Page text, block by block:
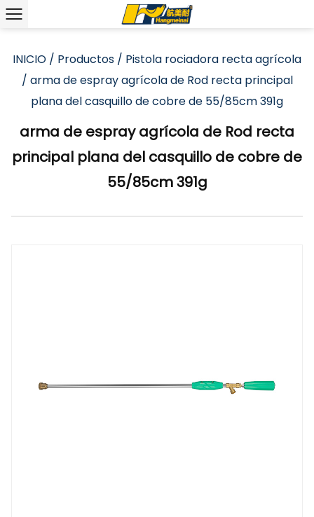
INICIO / Productos / Pistola rociadora recta agrícola
/ arma de espray agrícola de Rod recta principal
plana del casquillo de cobre de 55/85cm 391g
arma de espray agrícola de Rod recta
principal plana del casquillo de cobre de
55/85cm 391g